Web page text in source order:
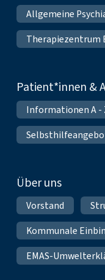
Allgemeine
Therapiezentrum
Patient*innen &
Informationen A -
Über uns
Vorstand
Kommunale
EMAS-